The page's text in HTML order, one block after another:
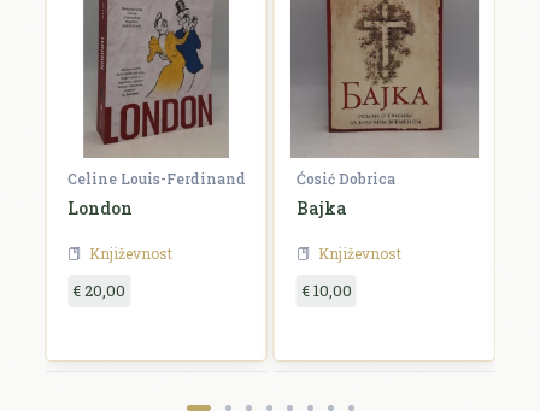
Celine Louis-Ferdinand
London
Književnost
€ 20,00
Ćosić Dobrica
Bajka
Književnost
€ 10,00